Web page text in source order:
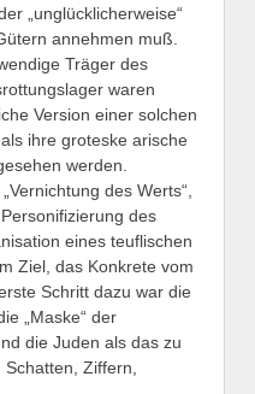
„unglücklicherweise“
annehmen muß.
Träger des
waren
Version einer solchen
ihre groteske arische
werden.
des Werts“,
des
eines teuflischen
Ziel, das Konkrete vom
Schritt dazu war die
„Maske“ der
die Juden als das zu
Ziffern,